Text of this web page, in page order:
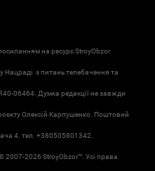
на ресурс StroyObzor
Нацраді з питань телебачення та
06464. Думка редакції не завжди
Олексій Карпушенко. Поштовий
4. тел. +380505801342.
2007-2026 StroyObzor™. Усі права